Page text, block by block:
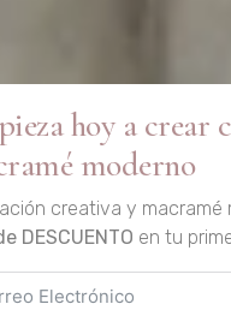
hoy a crear
moderno
creativa y macramé
DESCUENTO en tu